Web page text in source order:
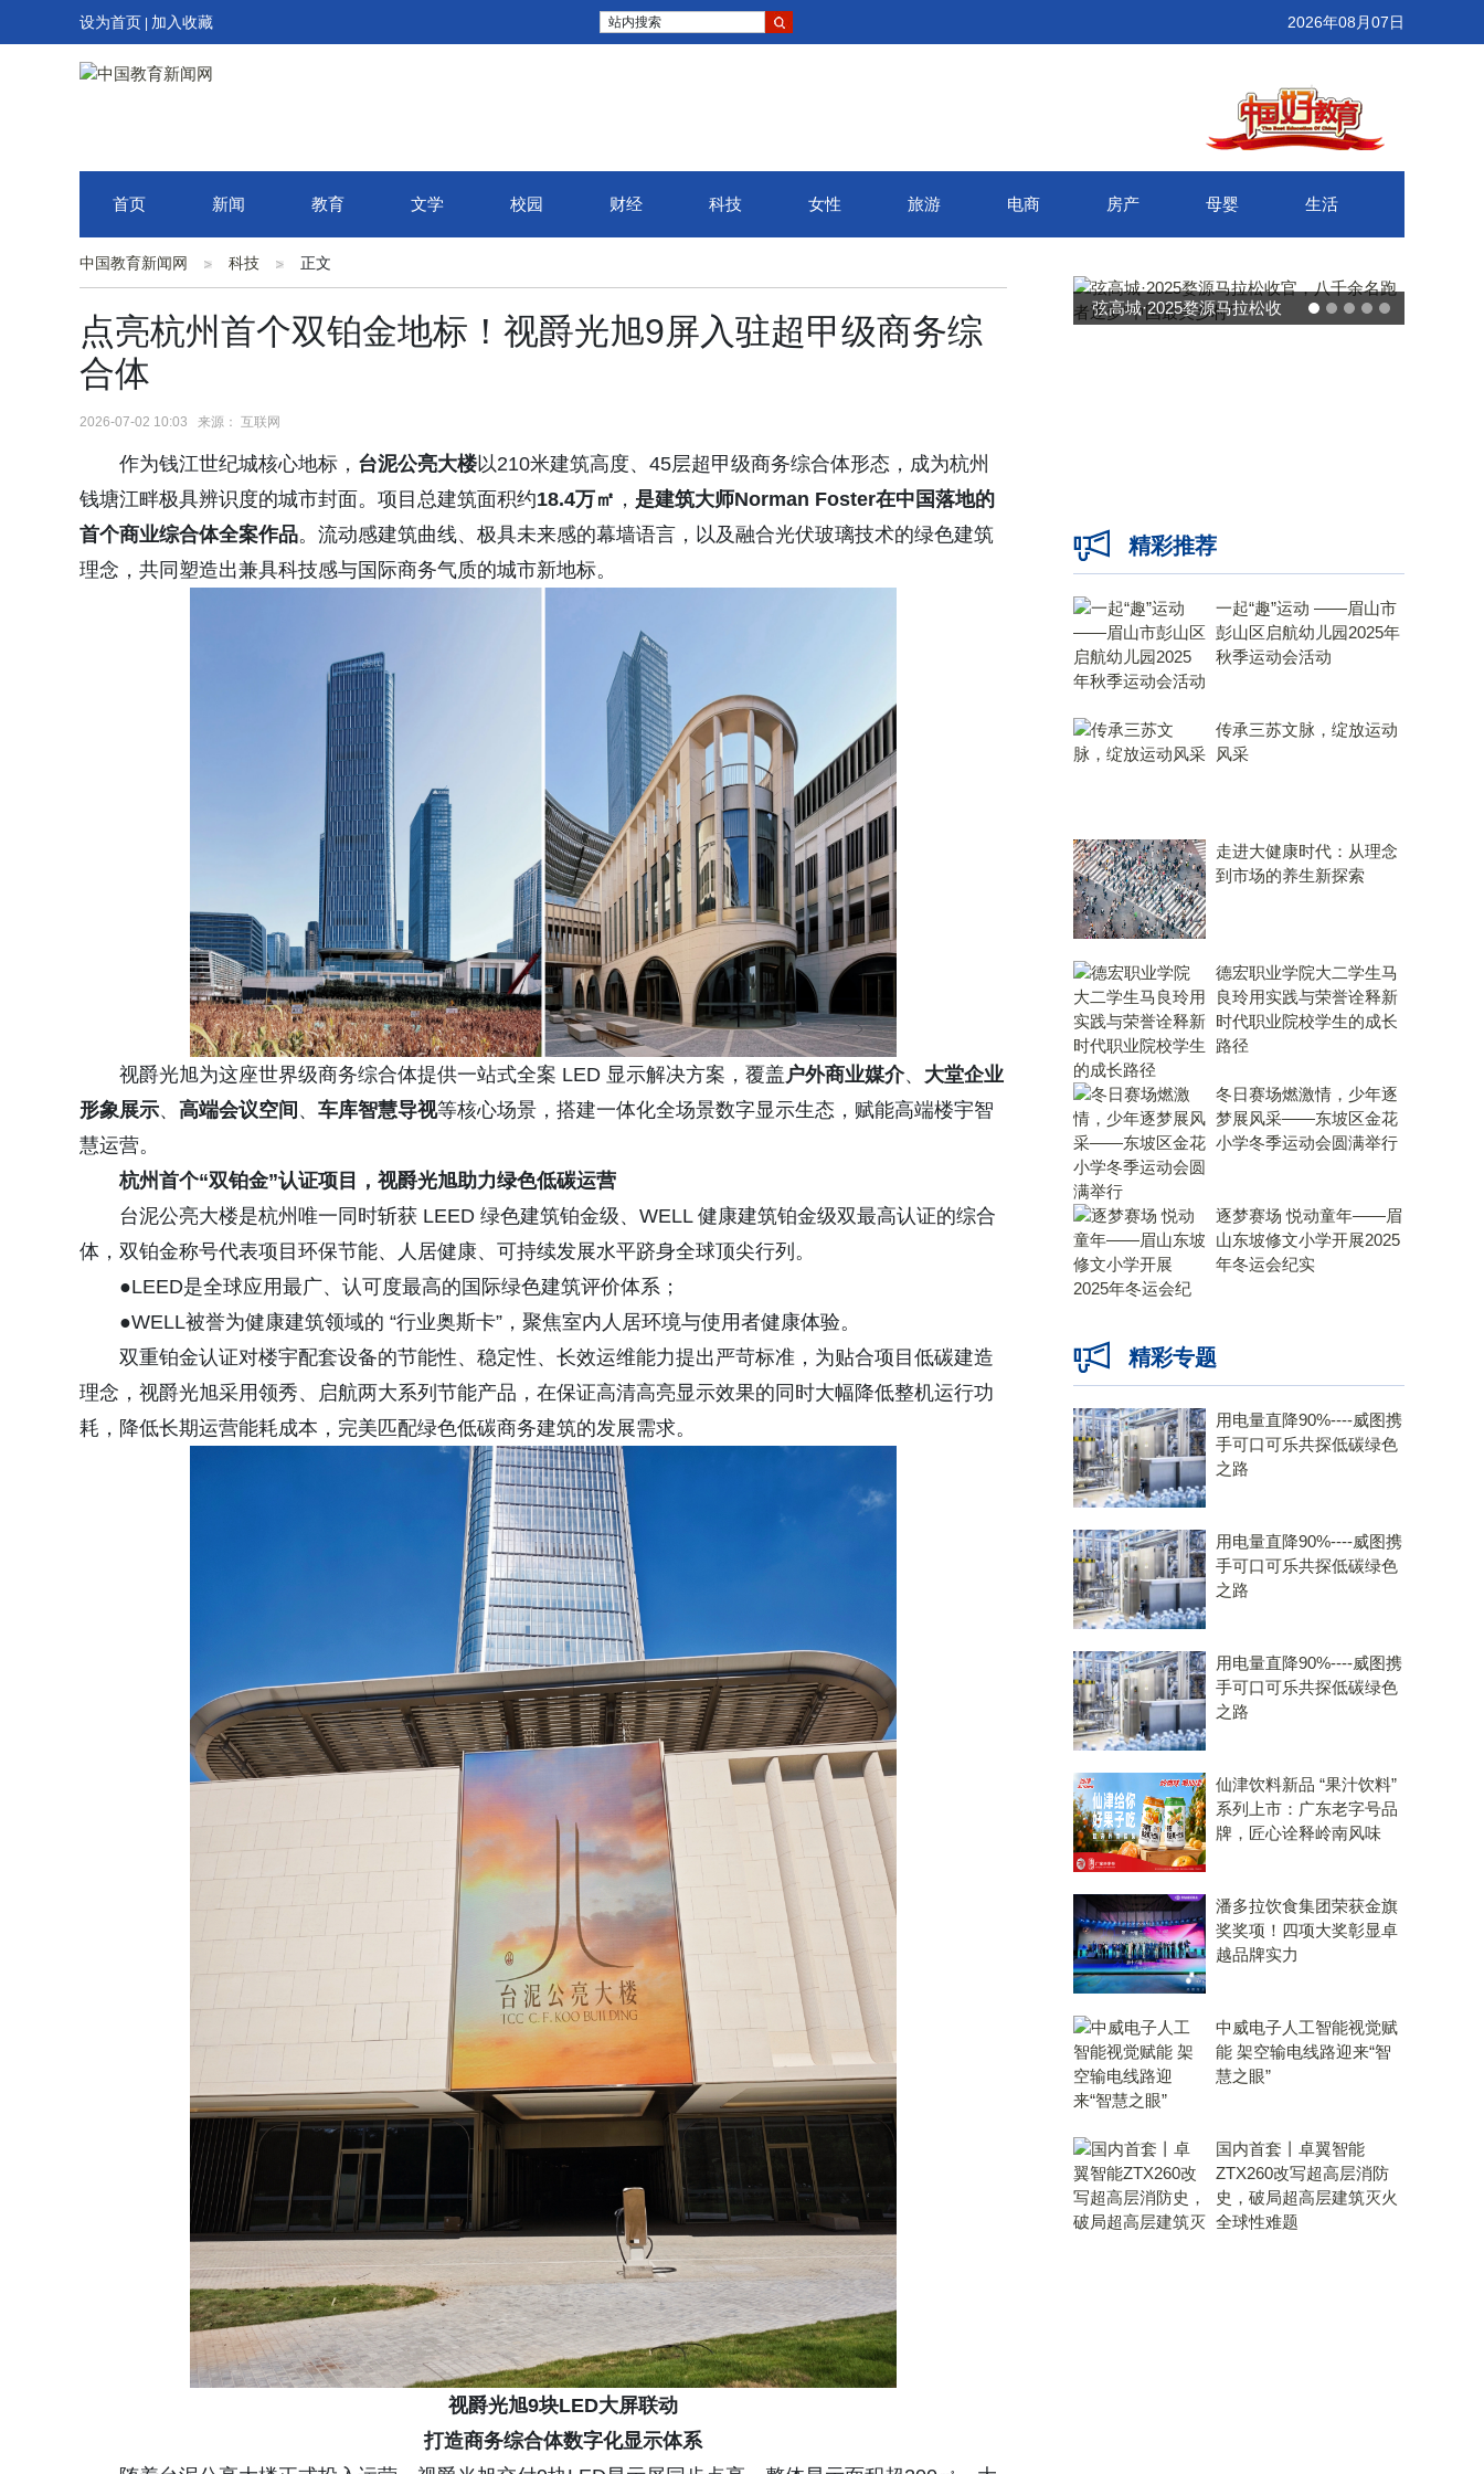
设为首页 加入收藏 站内搜索 2026年08月07日
首页 新闻 教育 文学 校园 财经 科技 女性 旅游 电商 房产 母婴 生活
中国教育新闻网 科技 正文
点亮杭州首个双铂金地标！视爵光旭9屏入驻超甲级商务综
合体
2026-07-02 10:03 来源： 互联网
作为钱江世纪城核心地标， 台泥公亮大楼以210米建筑高度、45层超甲级商务综合体形态，成为杭州
钱塘江畔极具辨识度的城市封面。项目总建筑面积约18.4万㎡ ， 是建筑大师Norman Foster在中国落地的
首个商业综合体全案作品。流动感建筑曲线、极具未来感的幕墙语言，以及融合光伏玻璃技术的绿色建筑
理念，共同塑造出兼具科技感与国际商务气质的城市新地标。
视爵光旭为这座世界级商务综合体提供一站式全案 LED 显示解决方案，覆盖户外商业媒介、 大堂企业
形象展示、 高端会议空间 、 车库智慧导视等核心场景，搭建一体化全场景数字显示生态，赋能高端楼宇智
慧运营。
杭州首个“双铂金”认证项目 ， 视爵光旭助力绿色低碳运营
台泥公亮大楼是杭州唯一同时斩获 LEED 绿色建筑铂金级、WELL 健康建筑铂金级双最高认证的综合
体，双铂金称号代表项目环保节能、人居健康、可持续发展水平跻身全球顶尖行列。
●LEED是全球应用最广、认可度最高的国际绿色建筑评价体系；
●WELL被誉为健康建筑领域的 “行业奥斯卡”，聚焦室内人居环境与使用者健康体验。
双重铂金认证对楼宇配套设备的节能性、稳定性、长效运维能力提出严苛标准，为贴合项目低碳建造
理念，视爵光旭采用领秀、启航两大系列节能产品，在保证高清高亮显示效果的同时大幅降低整机运行功
耗，降低长期运营能耗成本，完美匹配绿色低碳商务建筑的发展需求。
视爵光旭9块LED大屏联动
打造商务综合体数字化显示体系
武汉百联奥莱年度感恩季 承
精彩推荐
一起“趣”运动 ——眉山市
彭山区启航幼儿园2025年
秋季运动会活动
传承三苏文脉，绽放运动
风采
走进大健康时代：从理念
到市场的养生新探索
德宏职业学院大二学生马
良玲用实践与荣誉诠释新
时代职业院校学生的成长
路径
冬日赛场燃激情，少年逐
梦展风采——东坡区金花
小学冬季运动会圆满举行
逐梦赛场 悦动童年——眉
山东坡修文小学开展2025
年冬运会纪实
精彩专题
用电量直降90%----威图携
手可口可乐共探低碳绿色
之路
用电量直降90%----威图携
手可口可乐共探低碳绿色
之路
用电量直降90%----威图携
手可口可乐共探低碳绿色
之路
仙津饮料新品 “果汁饮料”
系列上市：广东老字号品
牌，匠心诠释岭南风味
潘多拉饮食集团荣获金旗
奖奖项！四项大奖彰显卓
越品牌实力
中威电子人工智能视觉赋
能 架空输电线路迎来“智
慧之眼”
国内首套丨卓翼智能
ZTX260改写超高层消防
史，破局超高层建筑灭火
全球性难题